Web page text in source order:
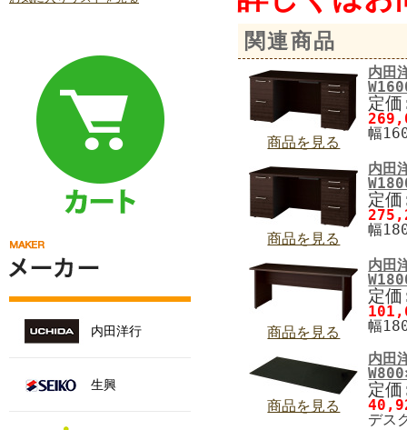
内田洋行
生興
関連商品
商品を見る
内田
定
幅
商品を見る
内田
定
幅
商品を見る
内田
定
幅
商品を見る
内田
定
デス